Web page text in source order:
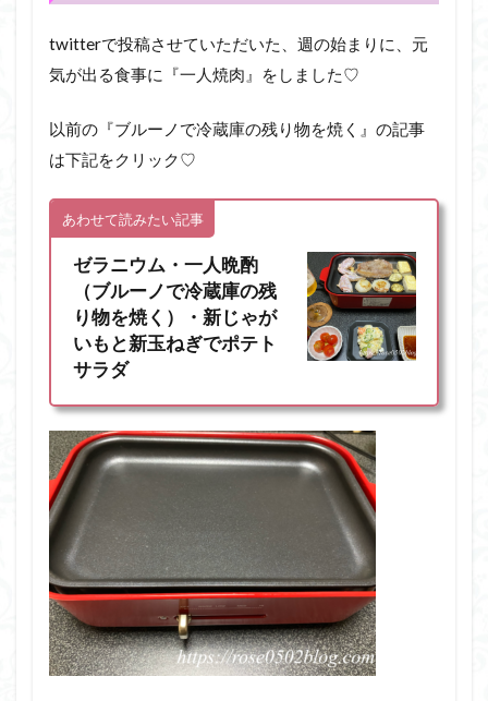
twitterで投稿させていただいた、週の始まりに、元
気が出る食事に『一人焼肉』をしました♡
以前の『ブルーノで冷蔵庫の残り物を焼く』の記事
は下記をクリック♡
あわせて読みたい記事
ゼラニウム・一人晩酌
（ブルーノで冷蔵庫の残
り物を焼く）・新じゃが
いもと新玉ねぎでポテト
サラダ